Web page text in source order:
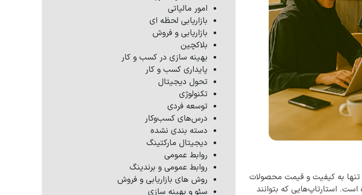
تنها به کیفیت و قیمت محصولات
استارتاپ‌هایی که بتوانند
امور مالیاتی
بازاریابی لحظه ای
بازاریابی و فروش
بلاکچین
بهینه سازی در کسب و کار
پایداری کسب و کار
تحول دیجیتال
تکنولوژی
توسعه فردی
درس‌های کسب‌وکار
دسته بندی نشده
دیجیتال مارکتینگ
روابط عمومی
روابط عمومی و برندینگ
روش های بازاریابی و فروش
سئو و بهینه سازی